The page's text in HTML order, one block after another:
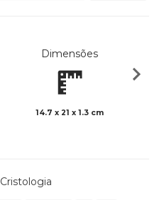
Dimensões
14.7 x 21 x 1.3 cm
Cristologia